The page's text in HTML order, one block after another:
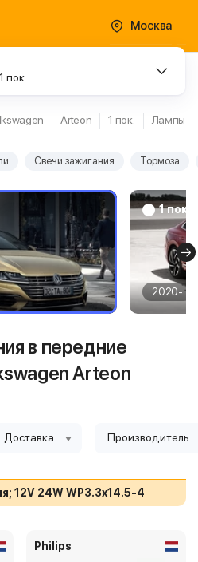
Москва
пок.
Arteon 1 пок. Лампы
Свечи зажигания Тормоза
1 пок.
2020-
в передние
Arteon
Доставка Производитель
12V 24W WP3.3x14.5-4
Philips